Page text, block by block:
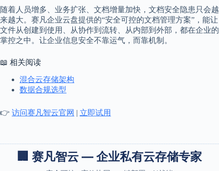
随着人员增多、业务扩张、文档增量加快，文档安全隐患只会越
来越大。赛凡企业云盘提供的“安全可控的文档管理方案”，能让
文件从创建到使用、从协作到流转、从内部到外部，都在企业的
掌控之中。让企业信息安全不靠运气，而靠机制。
📖 相关阅读
混合云存储架构
数据合规选型
👉 访问赛凡智云官网 立即试用
🏢 赛凡智云 — 企业私有云存储专家